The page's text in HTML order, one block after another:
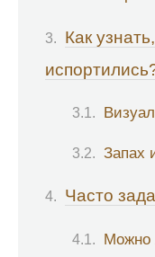
Как
Запах
Часто
Можно